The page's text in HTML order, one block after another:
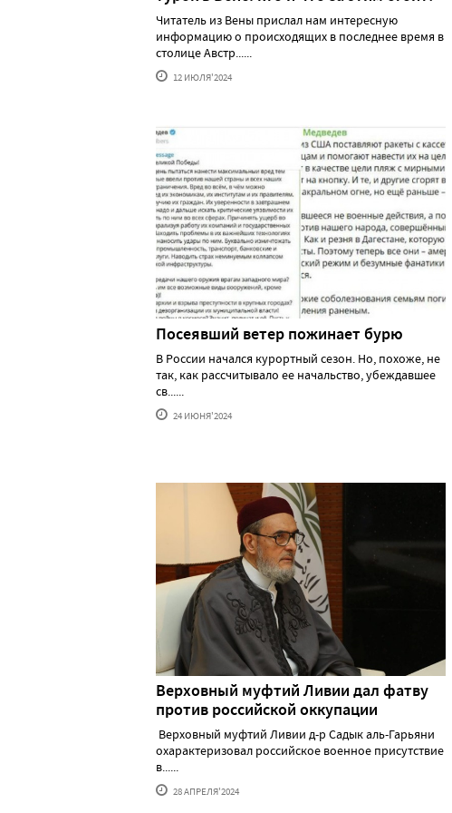
Читатель из Вены прислал нам интересную
информацию о происходящих в последнее время в
столице Австр......
12 ИЮЛЯ'2024
Посеявший ветер пожинает бурю
В России начался курортный сезон. Но, похоже, не
так, как рассчитывало ее начальство, убеждавшее
св......
24 ИЮНЯ'2024
Верховный муфтий Ливии дал фатву
против российской оккупации
Верховный муфтий Ливии д-р Садык аль-Гарьяни
охарактеризовал российское военное присутствие
в......
28 АПРЕЛЯ'2024